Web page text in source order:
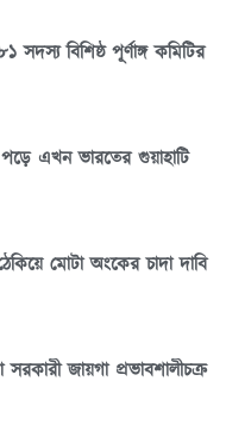
বিশিষ্ঠ পূর্ণাঙ্গ কমিটির
পড়ে এখন ভারতের গুয়াহাটি
মোটা অংকের চাদা দাবি
জায়গা প্রভাবশালীচক্র